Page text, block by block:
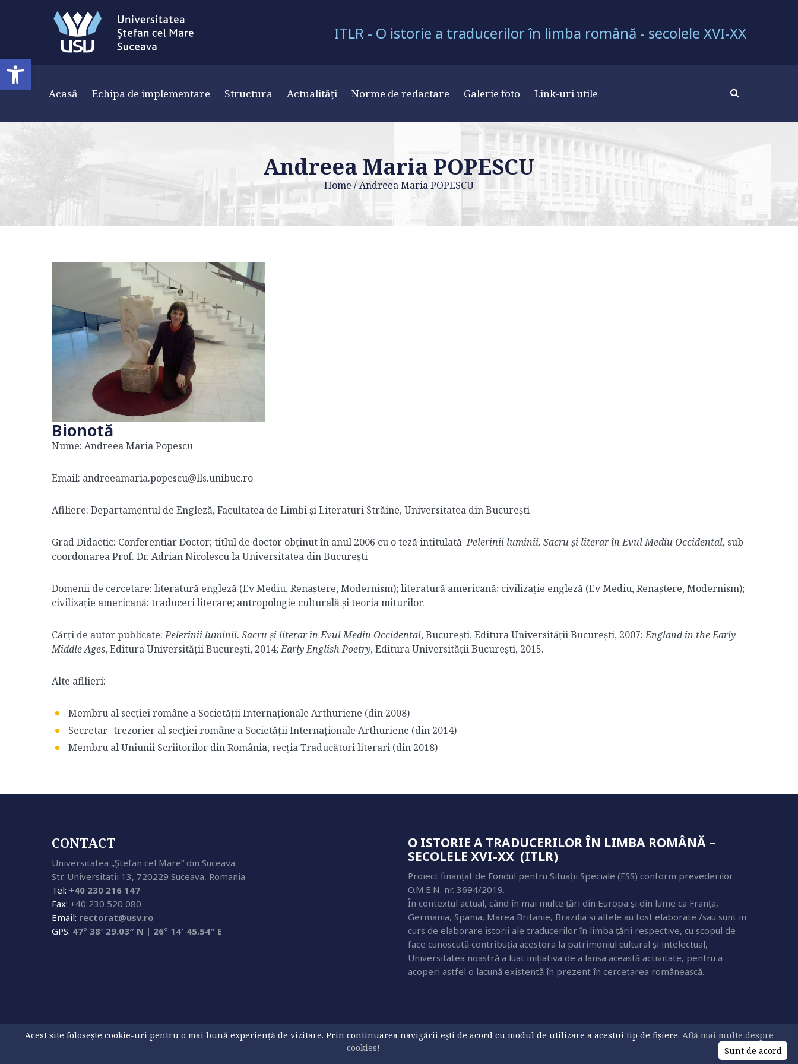
Deschide bara de unelte
ITLR - O istorie a traducerilor în limba română - secolele XVI-XX
Acasă Echipa de implementare Structura Actualități Norme de redactare Galerie foto Link-uri utile
Andreea Maria POPESCU
Home /Andreea Maria POPESCU
Bionotă
Nume: Andreea Maria Popescu
Email: andreeamaria.popescu@lls.unibuc.ro
Afiliere: Departamentul de Engleză, Facultatea de Limbi și Literaturi Străine, Universitatea din București
Grad Didactic: Conferentiar Doctor; titlul de doctor obținut în anul 2006 cu o teză intitulatăPelerinii luminii. Sacru și literar în Evul Mediu Occidental, sub
coordonarea Prof. Dr. Adrian Nicolescu la Universitatea din București
Domenii de cercetare: literatură engleză (Ev Mediu, Renaștere, Modernism); literatură americană; civilizație engleză (Ev Mediu, Renaștere, Modernism);
civilizație americană; traduceri literare; antropologie culturală și teoria miturilor.
Cărți de autor publicate:Pelerinii luminii. Sacru și literar în Evul Mediu Occidental, București, Editura Universității București, 2007;England in the Early
Middle Ages, Editura Universității București, 2014;Early English Poetry, Editura Universității București, 2015.
Alte afilieri:
Membru al secției române a Societății Internaționale Arthuriene (din 2008)
Secretar- trezorier al secției române a Societății Internaționale Arthuriene (din 2014)
Membru al Uniunii Scriitorilor din România, secția Traducători literari (din 2018)
CONTACT
Universitatea „Ștefan cel Mare” din Suceava
Str. Universitatii 13, 720229 Suceava, Romania
Tel: +40 230 216 147
Fax: +40 230 520 080
Email: rectorat@usv.ro
GPS: 47° 38′ 29.03″ N | 26° 14′ 45.54″ E
O ISTORIE A TRADUCERILOR ÎN LIMBA ROMÂNĂ –
SECOLELE XVI-XX (ITLR)
Proiect finanțat de Fondul pentru Situații Speciale (FSS) conform prevederilor
O.M.E.N. nr. 3694/2019.
În contextul actual, când în mai multe țări din Europa și din lume ca Franța,
Germania, Spania, Marea Britanie, Brazilia și altele au fost elaborate /sau sunt in
curs de elaborare istorii ale traducerilor în limba țării respective, cu scopul de
face cunoscută contribuția acestora la patrimoniul cultural și intelectual,
Universitatea noastră a luat inițiativa de a lansa această activitate, pentru a
acoperi astfel o lacună existentă în prezent în cercetarea românească.
© 2026 USV. All Rights Reserved
Acest site folosește cookie-uri pentru o mai bună experiență de vizitare. Prin continuarea navigării ești de acord cu modul de utilizare a acestui tip de fișiere. Află mai multe despre
cookies!
Sunt de acord